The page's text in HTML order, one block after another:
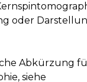
oder
Abkürzung
siehe